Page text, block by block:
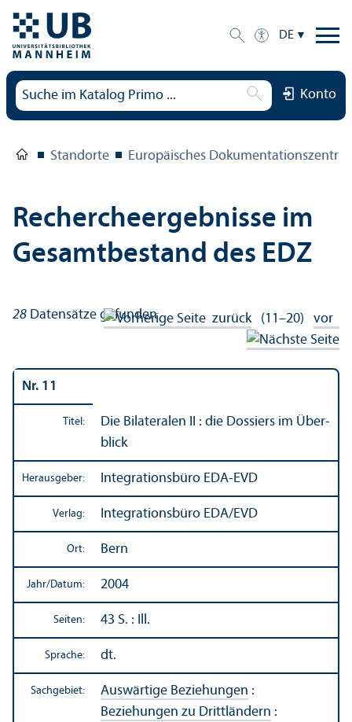
DE
Konto
Standorte Europäisches
Rechercheergebnisse im
Gesamtbestand des EDZ
28 Datensätze gefunden zurück(11–20) vor
Nr. 11
Titel:
Die Bilateralen II : die Dossiers im Über­
blick
Herausgeber: Integrations­büro EDA-EVD
Verlag: Integrations­büro EDA/EVD
Ort: Bern
Jahr/Datum: 2004
Seiten: 43 S. : Ill.
Sprache: dt.
Sachgebiet: Auswärtige Beziehungen :
Beziehungen zu Drittländern :